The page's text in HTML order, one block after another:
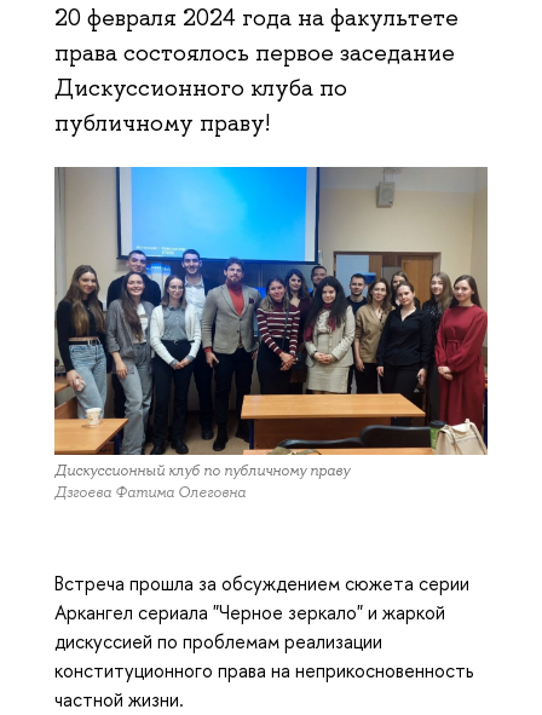
20 февраля 2024 года на факультете
права состоялось первое заседание
Дискуссионного клуба по
публичному праву!
Дискуссионный клуб по публичному праву
Дзгоева Фатима Олеговна
Встреча прошла за обсуждением сюжета серии
Аркангел сериала "Черное зеркало" и жаркой
дискуссией по проблемам реализации
конституционного права на неприкосновенность
частной жизни.